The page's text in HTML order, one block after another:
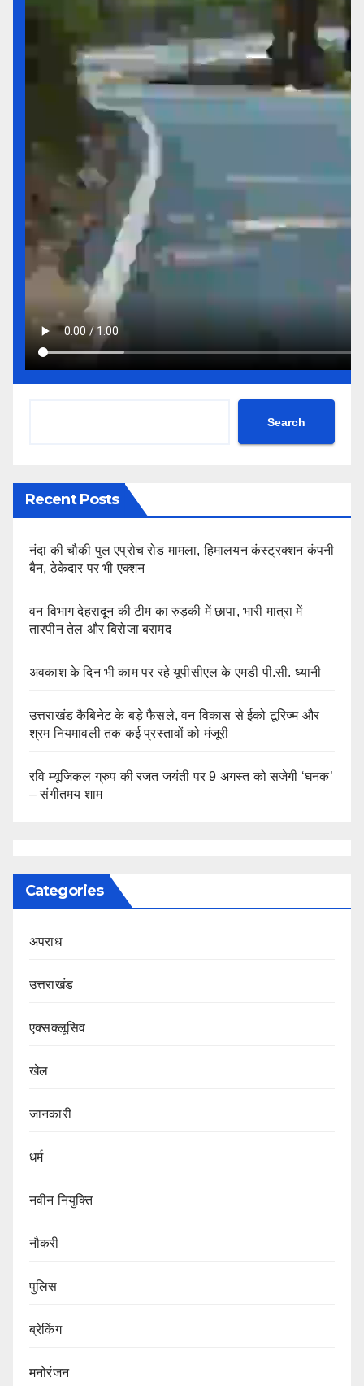
Search
Recent Posts
नंदा की चौकी पुल एप्रोच रोड मामला, हिमालयन कंस्ट्रक्शन कंपनी
बैन, ठेकेदार पर भी एक्शन
वन विभाग देहरादून की टीम का रुड़की में छापा, भारी मात्रा में
तारपीन तेल और बिरोजा बरामद
अवकाश के दिन भी काम पर रहे यूपीसीएल के एमडी पी.सी. ध्यानी
उत्तराखंड कैबिनेट के बड़े फैसले, वन विकास से ईको टूरिज्म और
श्रम नियमावली तक कई प्रस्तावों को मंजूरी
रवि म्यूजिकल ग्रुप की रजत जयंती पर 9 अगस्त को सजेगी ‘घनक’
– संगीतमय शाम
Categories
अपराध
उत्तराखंड
एक्सक्लूसिव
खेल
जानकारी
धर्म
नवीन नियुक्ति
नौकरी
पुलिस
ब्रेकिंग
मनोरंजन